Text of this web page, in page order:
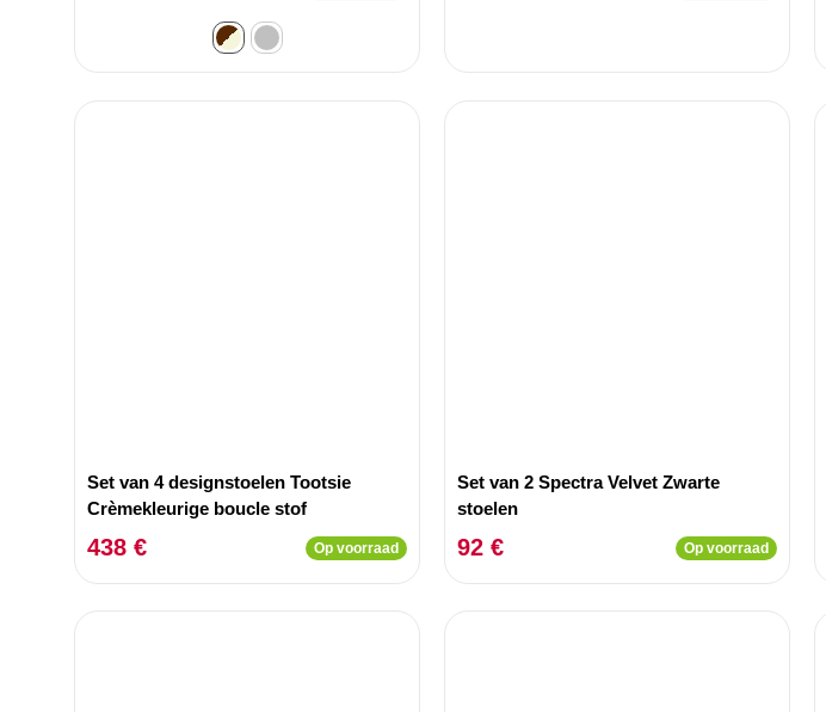
Set van 4 designstoelen Tootsie
Crèmekleurige boucle stof
438 € Op voorraad
Set van 2 Spectra Velvet Zwarte
stoelen
92 € Op voorraad